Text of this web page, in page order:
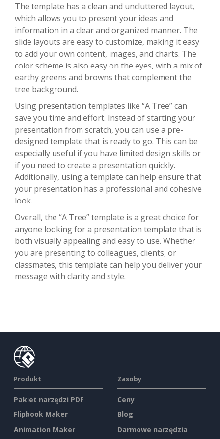
The template has a clean and uncluttered layout,
which allows you to present your ideas and
information in a clear and organized manner. The
slide layouts are easy to customize, making it easy
to add your own content, images, and charts. The
color scheme is also easy on the eyes, with a mix of
earthy greens and browns that complement the
tree background.
Using presentation templates like “A Tree” can
save you time and effort. Instead of starting your
presentation from scratch, you can use a pre-
designed template that is ready to go. This can be
especially useful if you have limited design skills or
if you need to create a presentation quickly.
Additionally, using a template can help ensure that
your presentation has a professional and cohesive
look.
Overall, the “A Tree” template is a great choice for
anyone looking for a presentation template that is
both visually appealing and easy to use. Whether
you are presenting to colleagues, clients, or
classmates, this template can help you deliver your
message with clarity and style.
Produkt
Pakiet narzędzi PDF
Flipbook Maker
Animation Maker
Zasoby
Ceny
Blog
Darmowe narzędzia